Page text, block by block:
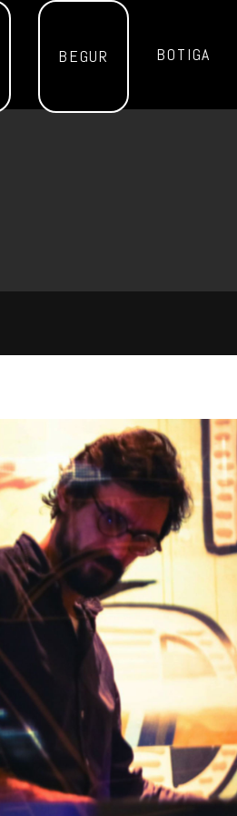
BEGUR BOTIGA